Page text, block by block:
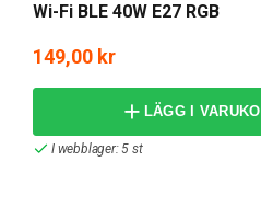
Wi-Fi BLE 40W E27 RGB
149,00 kr
LÄGG I
I webblager: 5 st